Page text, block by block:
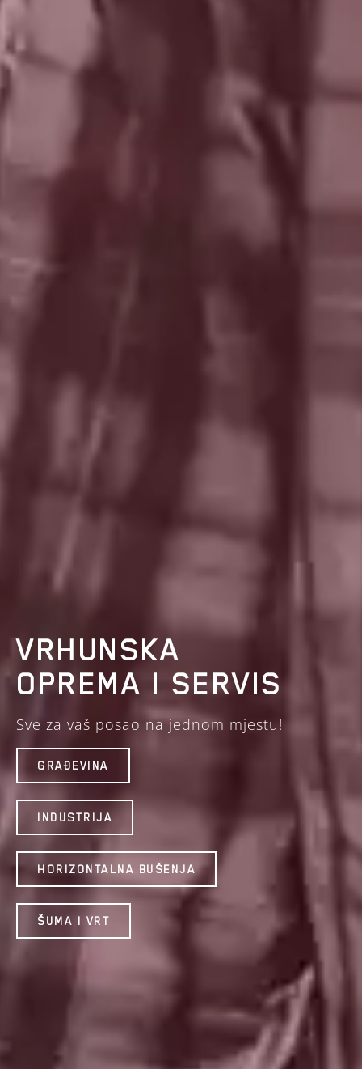
VRHUNSKA
OPREMA I SERVIS
Sve za vaš posao na jednom mjestu!
GRAĐEVINA
INDUSTRIJA
HORIZONTALNA BUŠENJA
ŠUMA I VRT